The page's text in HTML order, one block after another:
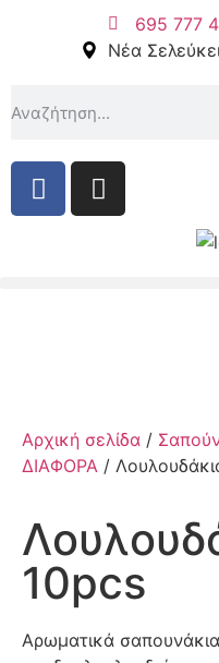
695 777
Νέα
Αρχική σελίδα /
ΔΙΑΦΟΡΑ /
10pcs
Αρωματικά